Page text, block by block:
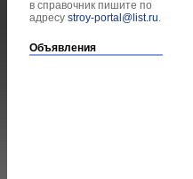
в справочник пишите по
адресу stroy-portal@list.ru.
Объявления